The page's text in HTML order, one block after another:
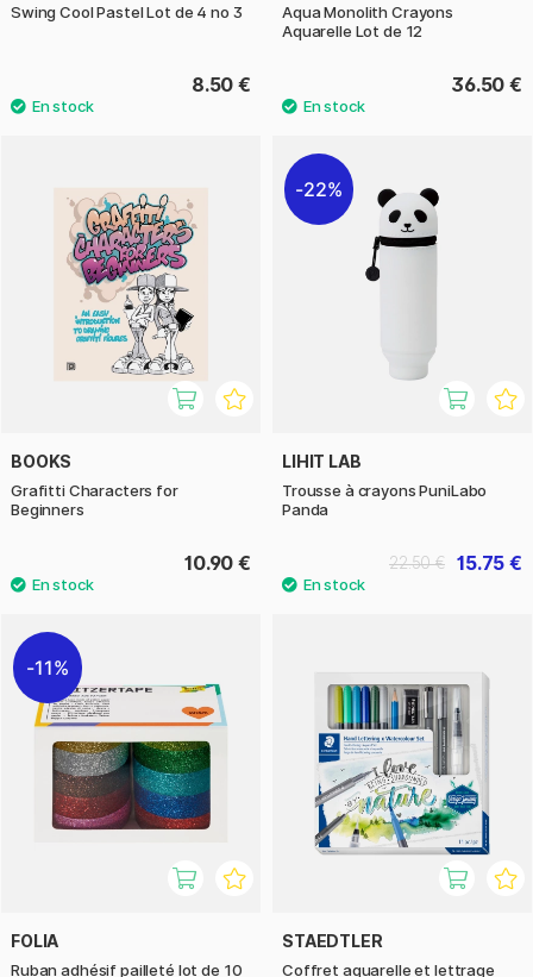
Swing Cool Pastel Lot de 4 no 3
8.50 €
Aqua Monolith Crayons
Aquarelle Lot de 12
36.50 €
BOOKS
Grafitti Characters for
Beginners
10.90 €
22%
LIHIT LAB
Trousse à crayons PuniLabo
Panda
15.75 €
22.50 €
11%
FOLIA
Ruban adhésif pailleté lot de 10
STAEDTLER
Coffret aquarelle et lettrage